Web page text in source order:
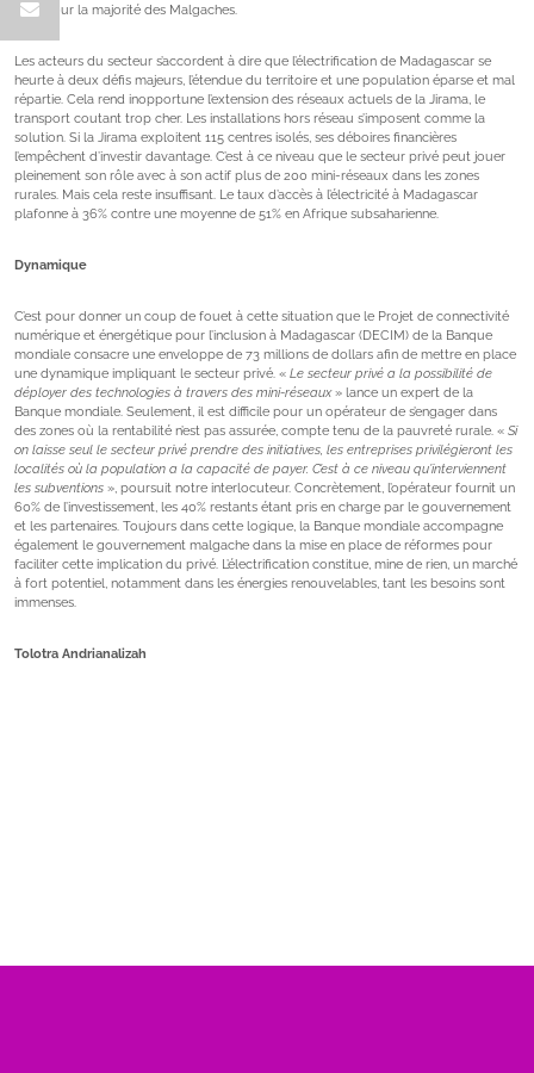
rêve pour la majorité des Malgaches.
Les acteurs du secteur s’accordent à dire que l’électrification de Madagascar se
heurte à deux défis majeurs, l’étendue du territoire et une population éparse et mal
répartie. Cela rend inopportune l’extension des réseaux actuels de la Jirama, le
transport coutant trop cher. Les installations hors réseau s’imposent comme la
solution. Si la Jirama exploitent 115 centres isolés, ses déboires financières
l’empêchent d’investir davantage. C’est à ce niveau que le secteur privé peut jouer
pleinement son rôle avec à son actif plus de 200 mini-réseaux dans les zones
rurales. Mais cela reste insuffisant. Le taux d’accès à l’électricité à Madagascar
plafonne à 36% contre une moyenne de 51% en Afrique subsaharienne.
Dynamique
C’est pour donner un coup de fouet à cette situation que le Projet de connectivité
numérique et énergétique pour l’inclusion à Madagascar (DECIM) de la Banque
mondiale consacre une enveloppe de 73 millions de dollars afin de mettre en place
une dynamique impliquant le secteur privé. « Le secteur privé a la possibilité de
déployer des technologies à travers des mini-réseaux» lance un expert de la
Banque mondiale. Seulement, il est difficile pour un opérateur de s’engager dans
des zones où la rentabilité n’est pas assurée, compte tenu de la pauvreté rurale. « Si
on laisse seul le secteur privé prendre des initiatives, les entreprises privilégieront les
localités où la population a la capacité de payer. C’est à ce niveau qu’interviennent
les subventions », poursuit notre interlocuteur. Concrètement, l’opérateur fournit un
60% de l’investissement, les 40% restants étant pris en charge par le gouvernement
et les partenaires. Toujours dans cette logique, la Banque mondiale accompagne
également le gouvernement malgache dans la mise en place de réformes pour
faciliter cette implication du privé. L’électrification constitue, mine de rien, un marché
à fort potentiel, notamment dans les énergies renouvelables, tant les besoins sont
immenses.
Tolotra Andrianalizah